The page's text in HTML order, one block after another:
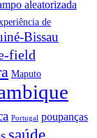
aleatorizada
de
Bissau
field
Maputo
Portugal poupanças